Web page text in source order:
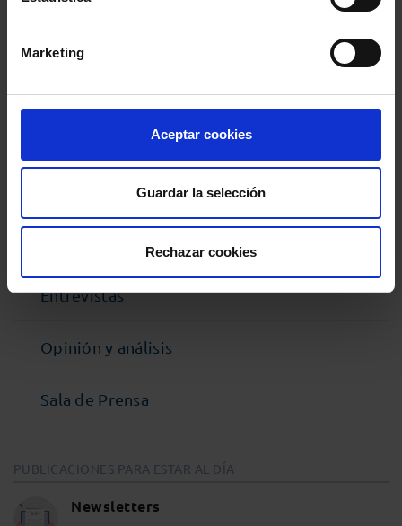
Marketing
Aceptar cookies
Guardar la selección
Rechazar cookies
Podcast Abogacía
Entrevistas
Opinión y análisis
Sala de Prensa
PUBLICACIONES PARA ESTAR AL DÍA
Newsletters